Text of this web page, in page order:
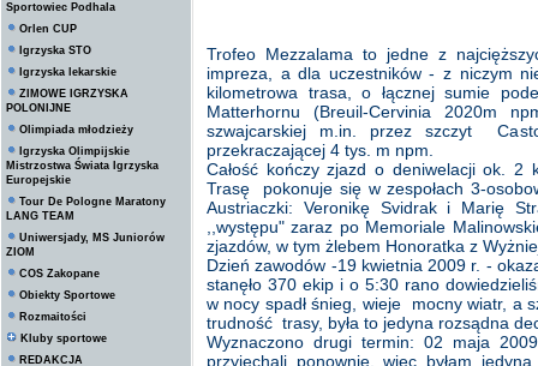
Sportowiec Podhala
Orlen CUP
Igrzyska STO
Igrzyska lekarskie
ZIMOWE IGRZYSKA
POLONIJNE
Olimpiada młodzieży
Igrzyska Olimpijskie
Mistrzostwa Świata Igrzyska
Europejskie
Tour De Pologne Maratony
LANG TEAM
Uniwersjady, MS Juniorów
ZIOM
COS Zakopane
Obiekty Sportowe
Rozmaitości
Kluby sportowe
REDAKCJA
Trofeo Mezzalama to jedne z
impreza, a dla uczestników - z niczym
kilometrowa trasa, o łącznej sumie
Matterhornu (Breuil-Cervinia 2020m
szwajcarskiej m.in. przez szczyt
przekraczającej 4 tys. m npm.
Całość kończy zjazd o deniwelacji ok.
Trasę pokonuje się w zespołach 3-
Austriaczki: Veronikę Svidrak i Marię
,,występu" zaraz po Memoriale
zjazdów, w tym żlebem Honoratka z
Dzień zawodów -19 kwietnia 2009 r. -
stanęło 370 ekip i o 5:30 rano
w nocy spadł śnieg, wieje mocny wiatr, a
trudność trasy, była to jedyna rozsądna
Wyznaczono drugi termin: 02 maja
przyjechali ponownie, więc byłam